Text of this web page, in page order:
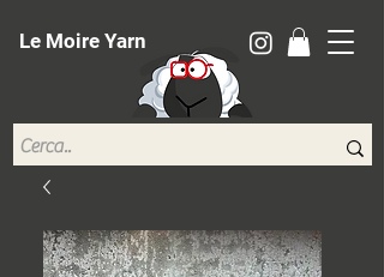
Le Moire Yarn